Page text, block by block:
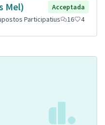
Mel)
Acceptada
Participatius 16 4